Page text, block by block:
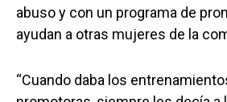
abuso y con un programa de
ayudan a otras mujeres de la
“Cuando daba los